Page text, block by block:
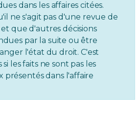
dans les affaires citées.
ne s'agit pas d'une revue de
que d'autres décisions
par la suite ou être
l'état du droit. C'est
les faits ne sont pas les
présentés dans l'affaire